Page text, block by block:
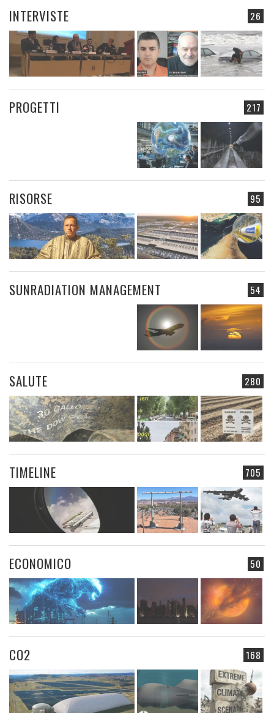
26
INTERVISTE
217
PROGETTI
95
RISORSE
54
SUNRADIATION MANAGEMENT
280
SALUTE
705
TIMELINE
50
ECONOMICO
168
CO2